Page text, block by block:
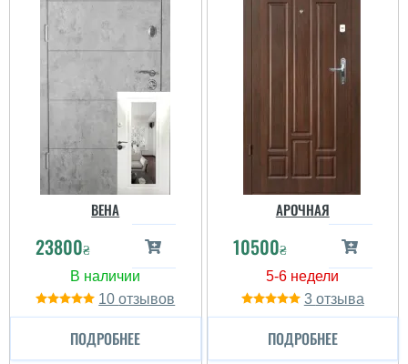
ВЕНА
23800₴
10
ПОДРОБНЕЕ
АРОЧНАЯ
10500₴
3
ПОДРОБНЕЕ